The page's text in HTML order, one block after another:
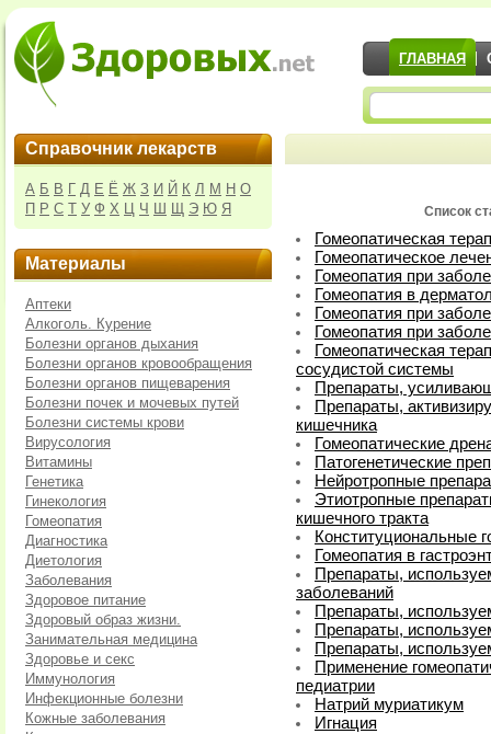
ГЛАВНАЯ
Справочник лекарств
А Б В Г Д Е Ё Ж З И Й К Л М Н О
П Р С Т У Ф Х Ц Ч Ш Щ Э Ю Я
Материалы
Аптеки
Алкоголь. Курение
Болезни органов дыхания
Болезни органов кровообращения
Болезни органов пищеварения
Болезни почек и мочевых путей
Болезни системы крови
Вирусология
Витамины
Генетика
Гинекология
Гомеопатия
Диагностика
Диетология
Заболевания
Здоровое питание
Здоровый образ жизни.
Занимательная медицина
Здоровье и секс
Иммунология
Инфекционные болезни
Кожные заболевания
Список
Гомеопатическая
Гомеопатическое
Гомеопатия при
Гомеопатия в
Гомеопатия при
Гомеопатия при
Гомеопатическая
сосудистой системы
Препараты,
Препараты,
кишечника
Гомеопатические
Патогенетические
Нейротропные
Этиотропные
кишечного тракта
Конституциональные
Гомеопатия в
Препараты,
заболеваний
Препараты,
Препараты,
Препараты,
Применение
педиатрии
Натрий муриатикум
Игнация